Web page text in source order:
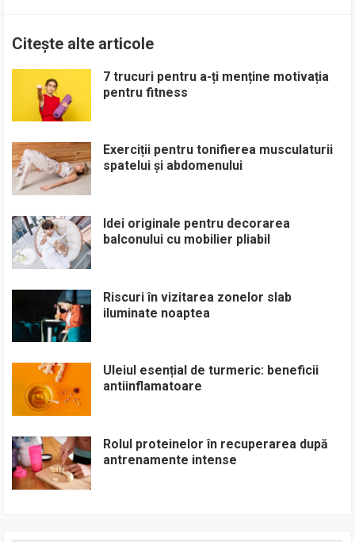
Citește alte articole
7 trucuri pentru a-ți menține motivația
pentru fitness
Exerciții pentru tonifierea musculaturii
spatelui și abdomenului
Idei originale pentru decorarea
balconului cu mobilier pliabil
Riscuri în vizitarea zonelor slab
iluminate noaptea
Uleiul esențial de turmeric: beneficii
antiinflamatoare
Rolul proteinelor în recuperarea după
antrenamente intense